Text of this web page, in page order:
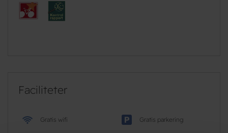
Faciliteter
Gratis wifi Gratis parkering